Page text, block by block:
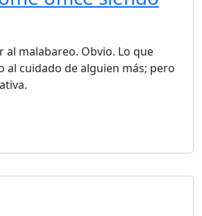
al malabareo. Obvio. Lo que
cuidado de alguien más; pero